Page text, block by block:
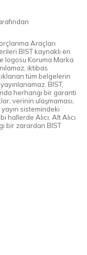
Araçları
BIST kaynaklı en
logosu Koruma Marka
iktibas
tüm belgelerin
BIST,
herhangi bir garanti
verinin ulaşmaması,
yayın sistemindeki
hallerde Alıcı, Alt Alıcı
bir zarardan BIST